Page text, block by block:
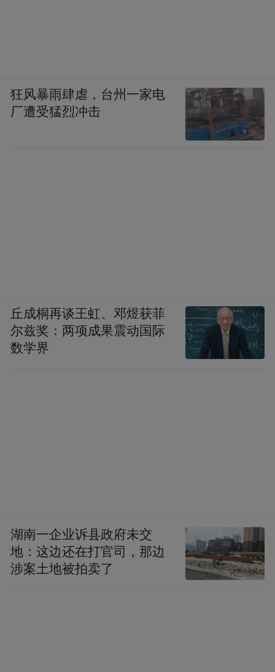
狂风暴雨肆虐，台州一家电
厂遭受猛烈冲击
丘成桐再谈王虹、邓煜获菲
尔兹奖：两项成果震动国际
数学界
湖南一企业诉县政府未交
地：这边还在打官司，那边
涉案土地被拍卖了